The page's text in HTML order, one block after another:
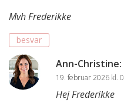
Mvh Frederikke
besvar
Ann-Christine:
19. februar 2026 kl.
Hej Frederikke